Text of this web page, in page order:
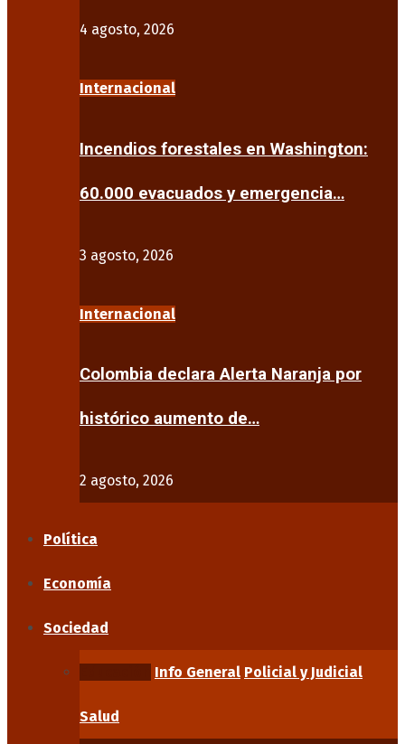
4 agosto, 2026
Internacional
Incendios forestales en Washington:
60.000 evacuados y emergencia…
3 agosto, 2026
Internacional
Colombia declara Alerta Naranja por
histórico aumento de…
2 agosto, 2026
Política
Economía
Sociedad
Info General Policial y Judicial
Salud